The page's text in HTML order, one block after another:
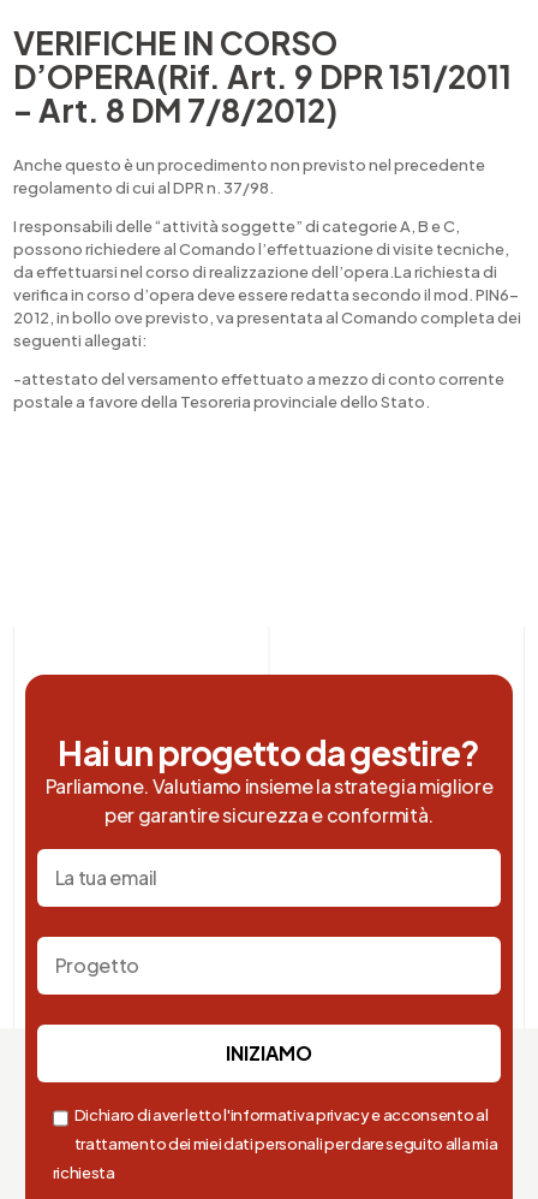
VERIFICHE IN CORSO
D’OPERA(Rif. Art. 9 DPR 151/2011
– Art. 8 DM 7/8/2012)
Anche questo è un procedimento non previsto nel precedente
regolamento di cui al DPR n. 37/98.
I responsabili delle “attività soggette” di categorie A, B e C,
possono richiedere al Comando l’effettuazione di visite tecniche,
da effettuarsi nel corso di realizzazione dell’opera.La richiesta di
verifica in corso d’opera deve essere redatta secondo il mod. PIN6-
2012, in bollo ove previsto, va presentata al Comando completa dei
seguenti allegati:
-attestato del versamento effettuato a mezzo di conto corrente
postale a favore della Tesoreria provinciale dello Stato.
Hai un progetto da gestire?
Parliamone. Valutiamo insieme la strategia migliore
per garantire sicurezza e conformità.
Dichiaro di aver letto l'informativa privacy e acconsento al
trattamento dei miei dati personali per dare seguito alla mia
richiesta